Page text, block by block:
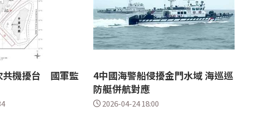
共機擾台 國軍監
4中國海警船侵擾金門水域 海巡巡
防艇併航對應
2026-04-24 18:00